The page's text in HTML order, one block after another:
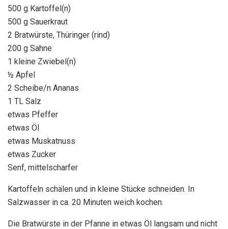
500 g Kartoffel(n)
500 g Sauerkraut
2 Bratwürste, Thüringer (rind)
200 g Sahne
1 kleine Zwiebel(n)
½ Apfel
2 Scheibe/n Ananas
1 TL Salz
etwas Pfeffer
etwas Öl
etwas Muskatnuss
etwas Zucker
Senf, mittelscharfer
Kartoffeln schälen und in kleine Stücke schneiden. In
Salzwasser in ca. 20 Minuten weich kochen.
Die Bratwürste in der Pfanne in etwas Öl langsam und nicht